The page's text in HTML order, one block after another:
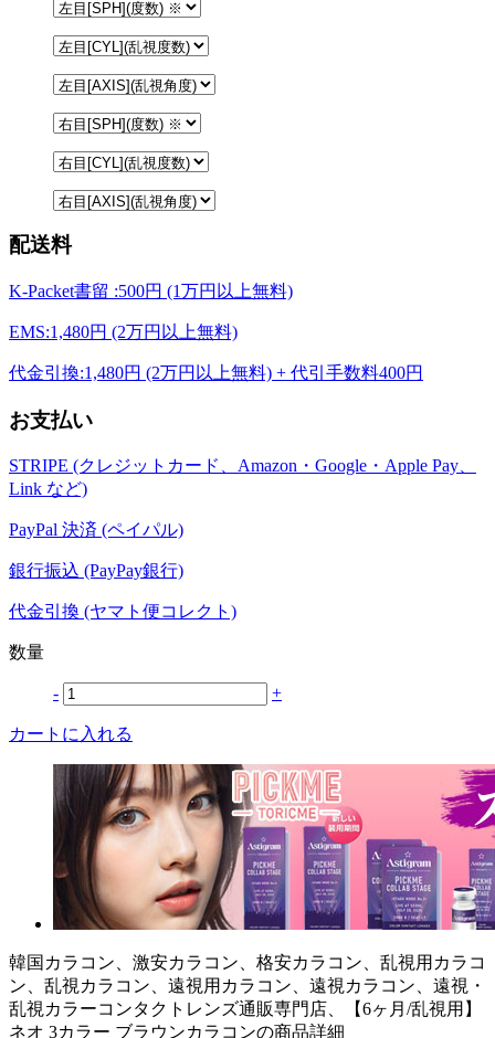
配送料
K-Packet書留 :500円 (1万円以上無料)
EMS:1,480円 (2万円以上無料)
代金引換:1,480円 (2万円以上無料) + 代引手数料400円
お支払い
STRIPE (クレジットカード、Amazon・Google・Apple Pay、
Link など)
PayPal 決済 (ペイパル)
銀行振込 (PayPay銀行)
代金引換 (ヤマト便コレクト)
数量
- +
カートに入れる
韓国カラコン、激安カラコン、格安カラコン、乱視用カラコ
ン、乱視カラコン、遠視用カラコン、遠視カラコン、遠視・
乱視カラーコンタクトレンズ通販専門店、【6ヶ月/乱視用】
ネオ 3カラー ブラウンカラコンの商品詳細